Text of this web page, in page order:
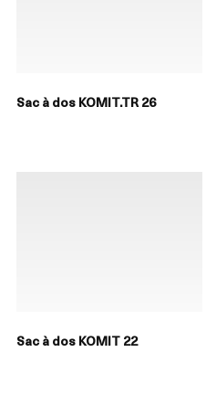
Sac à dos KOMIT.TR 26
Sac à dos KOMIT 22